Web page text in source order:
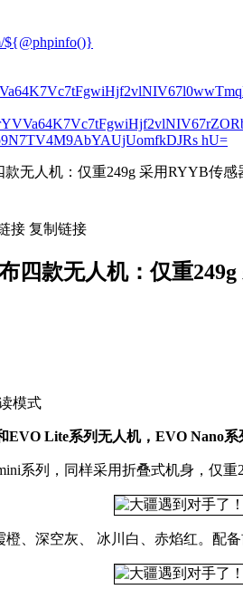
${@phpinfo()}
hU=
无人机：仅重249g 采用RYYB传感
接 复制链接
四款无人机：仅重
模式
Lite系列无人机，EVO Nano系
系列，同样采用折叠式机身，仅
、深空灰、 冰川白、赤焰红。配